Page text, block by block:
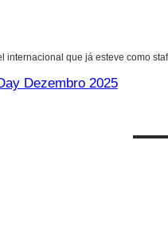
internacional que já esteve como
Dezembro 2025